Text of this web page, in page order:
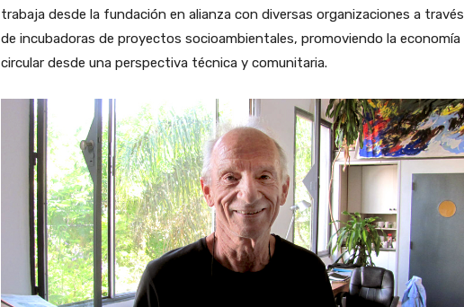
trabaja desde la fundación en alianza con diversas organizaciones a través
de incubadoras de proyectos socioambientales, promoviendo la economía
circular desde una perspectiva técnica y comunitaria.